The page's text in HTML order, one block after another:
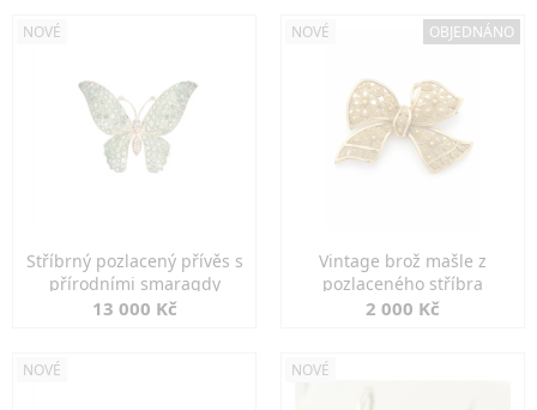
NOVÉ
Stříbrný pozlacený přívěs s
přírodními smaragdy
13 000 Kč
NOVÉ OBJEDNÁNO
Vintage brož mašle z
pozlaceného stříbra
2 000 Kč
NOVÉ NOVÉ